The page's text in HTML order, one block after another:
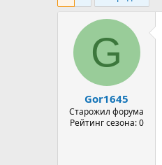
о
м
а
н
а
G
Gor1645
Старожил форума
Рейтинг сезона: 0